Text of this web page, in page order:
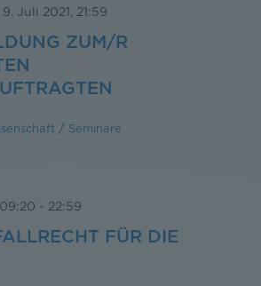
9. Juli 2021, 21:59
ZUM/R
/ Seminare
- 22:59
FÜR DIE